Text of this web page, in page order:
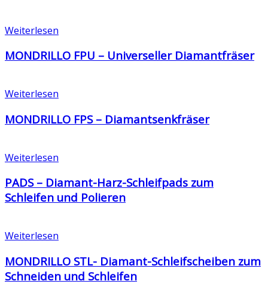
Weiterlesen
MONDRILLO FPU – Universeller Diamantfräser
Weiterlesen
MONDRILLO FPS – Diamantsenkfräser
Weiterlesen
PADS – Diamant-Harz-Schleifpads zum
Schleifen und Polieren
Weiterlesen
MONDRILLO STL- Diamant-Schleifscheiben zum
Schneiden und Schleifen